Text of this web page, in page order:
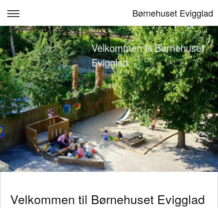
Børnehuset Evigglad
Forside
Børnehuset Evigglad
Vuggestuen
Børnehaven
Kontakt
Venteliste
Log ind
Velkommen til Børnehuset
Evigglad
Velkommen til Børnehuset Evigglad